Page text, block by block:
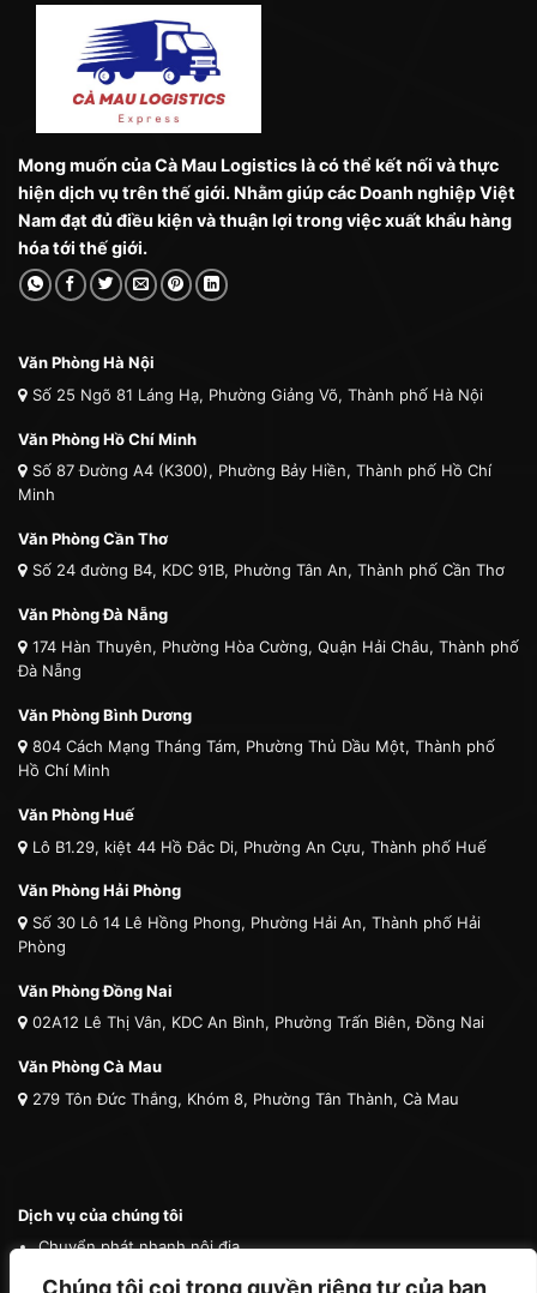
Chúng tôi coi trọng quyền riêng tư của bạn
Mong muốn của Cà Mau Logistics là có thể kết nối và thực
hiện dịch vụ trên thế giới. Nhằm giúp các Doanh nghiệp Việt
Nam đạt đủ điều kiện và thuận lợi trong việc xuất khẩu hàng
hóa tới thế giới.
Văn Phòng Hà Nội
Số 25 Ngõ 81 Láng Hạ, Phường Giảng Võ, Thành phố Hà Nội
Văn Phòng Hồ Chí Minh
Số 87 Đường A4 (K300), Phường Bảy Hiền, Thành phố Hồ Chí
Minh
Văn Phòng Cần Thơ
Số 24 đường B4, KDC 91B, Phường Tân An, Thành phố Cần Thơ
Văn Phòng Đà Nẵng
174 Hàn Thuyên, Phường Hòa Cường, Quận Hải Châu, Thành phố
Đà Nẵng
Văn Phòng Bình Dương
804 Cách Mạng Tháng Tám, Phường Thủ Dầu Một, Thành phố
Hồ Chí Minh
Văn Phòng Huế
Lô B1.29, kiệt 44 Hồ Đắc Di, Phường An Cựu, Thành phố Huế
Văn Phòng Hải Phòng
Số 30 Lô 14 Lê Hồng Phong, Phường Hải An, Thành phố Hải
Phòng
Văn Phòng Đồng Nai
02A12 Lê Thị Vân, KDC An Bình, Phường Trấn Biên, Đồng Nai
Văn Phòng Cà Mau
279 Tôn Đức Thắng, Khóm 8, Phường Tân Thành, Cà Mau
Dịch vụ của chúng tôi
Chuyển phát nhanh nội địa
Chuyển phát nhanh quốc tế